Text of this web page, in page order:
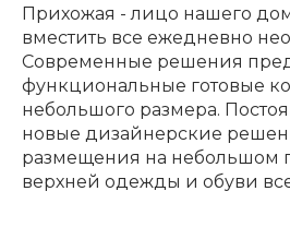
Прихожая - лицо нашего
вместить все ежедневно
Современные решения
функциональные готовые
небольшого размера.
новые дизайнерские
размещения на небольшом
верхней одежды и обуви